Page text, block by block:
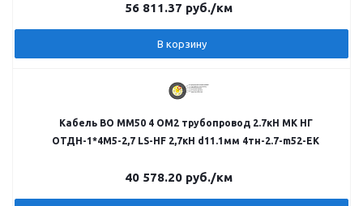
56 811.37 руб./км
В корзину
Кабель ВО MM50 4 OM2 трубопровод 2.7кН МК НГ
ОТДН-1*4М5-2,7 LS-HF 2,7кН d11.1мм 4тн-2.7-m52-ЕК
40 578.20 руб./км